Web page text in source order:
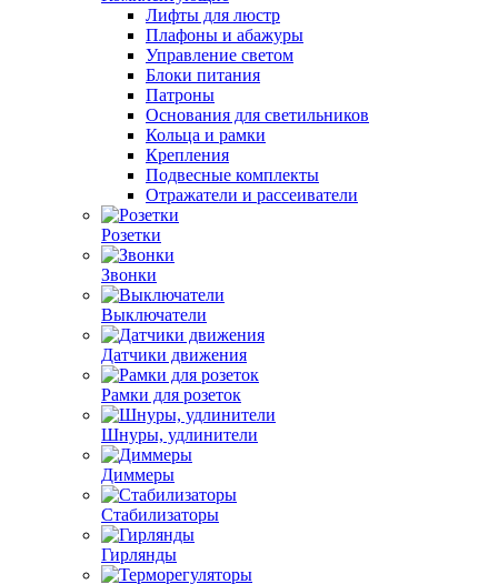
Лифты для люстр
Плафоны и абажуры
Управление светом
Блоки питания
Патроны
Основания для светильников
Кольца и рамки
Крепления
Подвесные комплекты
Отражатели и рассеиватели
Розетки
Звонки
Выключатели
Датчики движения
Рамки для розеток
Шнуры, удлинители
Диммеры
Стабилизаторы
Гирлянды